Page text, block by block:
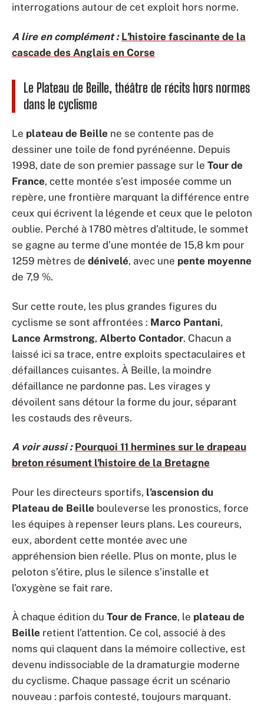
interrogations autour de cet exploit hors norme.
A lire en complément : L'histoire fascinante de la
cascade des Anglais en Corse
Le Plateau de Beille, théâtre de récits hors normes
dans le cyclisme
Le plateau de Beille ne se contente pas de
dessiner une toile de fond pyrénéenne. Depuis
1998, date de son premier passage sur le Tour de
France, cette montée s’est imposée comme un
repère, une frontière marquant la différence entre
ceux qui écrivent la légende et ceux que le peloton
oublie. Perché à 1780 mètres d’altitude, le sommet
se gagne au terme d’une montée de 15,8 km pour
1259 mètres de dénivelé, avec une pente moyenne
de 7,9 %.
Sur cette route, les plus grandes figures du
cyclisme se sont affrontées : Marco Pantani,
Lance Armstrong, Alberto Contador. Chacun a
laissé ici sa trace, entre exploits spectaculaires et
défaillances cuisantes. À Beille, la moindre
défaillance ne pardonne pas. Les virages y
dévoilent sans détour la forme du jour, séparant
les costauds des rêveurs.
A voir aussi : Pourquoi 11 hermines sur le drapeau
breton résument l'histoire de la Bretagne
Pour les directeurs sportifs, l’ascension du
Plateau de Beille bouleverse les pronostics, force
les équipes à repenser leurs plans. Les coureurs,
eux, abordent cette montée avec une
appréhension bien réelle. Plus on monte, plus le
peloton s’étire, plus le silence s’installe et
l’oxygène se fait rare.
À chaque édition du Tour de France, le plateau de
Beille retient l’attention. Ce col, associé à des
noms qui claquent dans la mémoire collective, est
devenu indissociable de la dramaturgie moderne
du cyclisme. Chaque passage écrit un scénario
nouveau : parfois contesté, toujours marquant.